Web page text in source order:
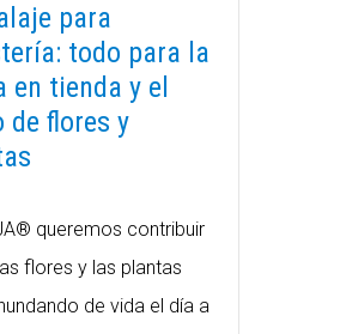
para
todo para la
en tienda y el
de flores y
queremos contribuir
flores y las plantas
de vida el día a